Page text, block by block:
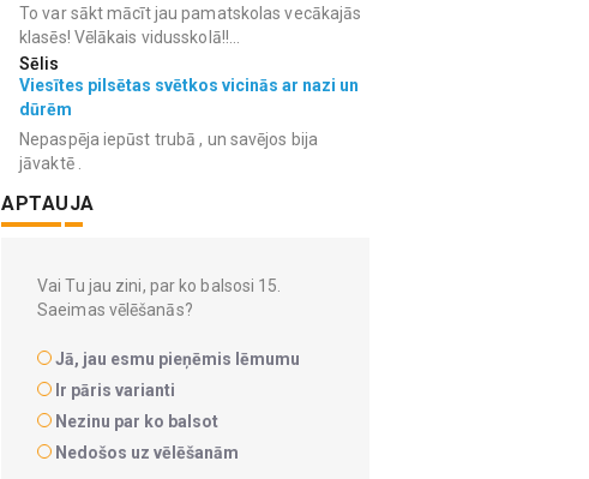
To var sākt mācīt jau pamatskolas vecākajās
klasēs! Vēlākais vidusskolā!!...
Sēlis
Viesītes pilsētas svētkos vicinās ar nazi un
dūrēm
Nepaspēja iepūst trubā , un savējos bija
jāvaktē .
APTAUJA
Vai Tu jau zini, par ko balsosi 15.
Saeimas vēlēšanās?
Jā, jau esmu pieņēmis lēmumu
Ir pāris varianti
Nezinu par ko balsot
Nedošos uz vēlēšanām